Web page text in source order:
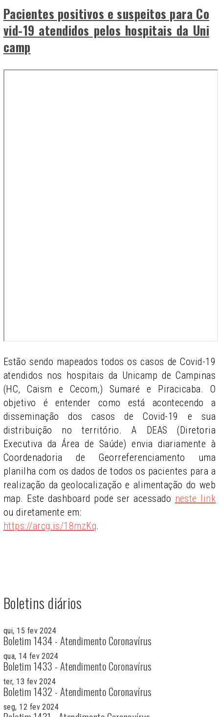
Pacientes positivos e suspeitos para Co
vid-19 atendidos pelos hospitais da Uni
camp
Estão sendo mapeados todos os casos de Covid-19
atendidos nos hospitais da Unicamp de Campinas
(HC, Caism e Cecom,) Sumaré e Piracicaba. O
objetivo é entender como está acontecendo a
disseminação dos casos de Covid-19 e sua
distribuição no território. A DEAS (Diretoria
Executiva da Área de Saúde) envia diariamente à
Coordenadoria de Georreferenciamento uma
planilha com os dados de todos os pacientes para a
realização da geolocalização e alimentação do web
map. Este dashboard pode ser acessado neste link
ou diretamente em:
https://arcg.is/18mzKq.
Boletins diários
qui, 15 fev 2024
Boletim 1434 - Atendimento Coronavírus
qua, 14 fev 2024
Boletim 1433 - Atendimento Coronavírus
ter, 13 fev 2024
Boletim 1432 - Atendimento Coronavírus
seg, 12 fev 2024